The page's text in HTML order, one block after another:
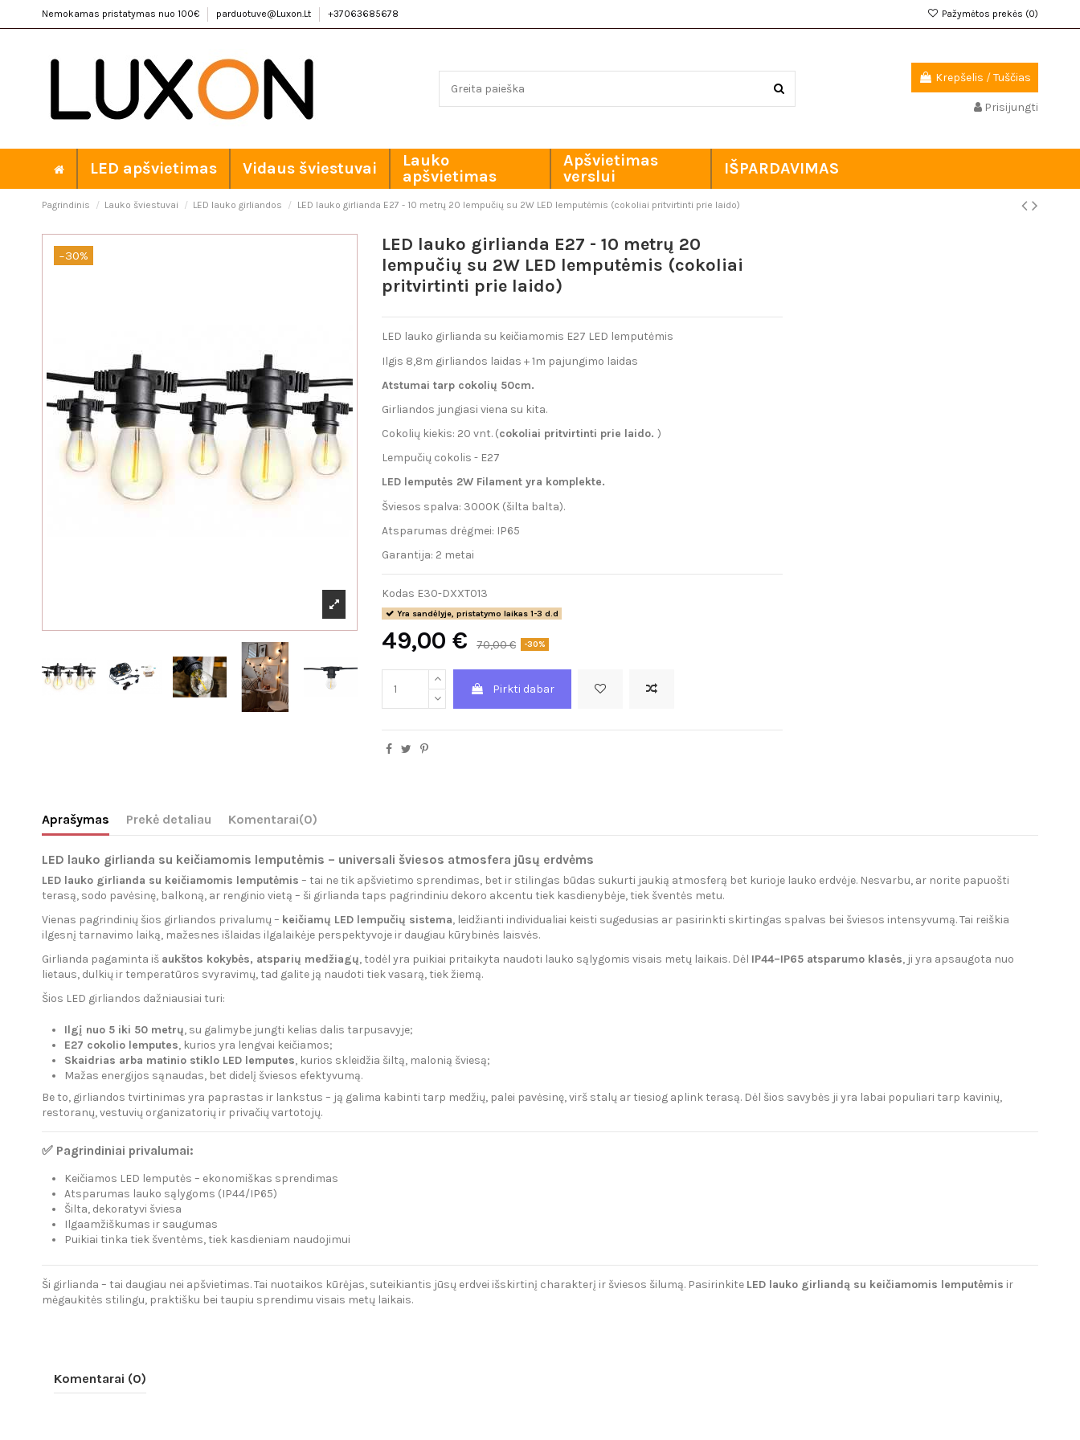
Nemokamas pristatymas nuo 100€ parduotuve@Luxon.Lt +37063685678 Pažymėtos prekės (0)
Krepšelis /Tuščias
Prisijungti
LED apšvietimas Vidaus šviestuvai
Lauko
apšvietimas
Apšvietimas
verslui
IŠPARDAVIMAS
Pagrindinis Lauko šviestuvai LED lauko girliandos LED lauko girlianda E27 - 10 metrų 20 lempučių su 2W LED lemputėmis (cokoliai pritvirtinti prie laido)
−30%
LED lauko girlianda E27 - 10 metrų 20
lempučių su 2W LED lemputėmis (cokoliai
pritvirtinti prie laido)
LED lauko girlianda su keičiamomis E27 LED lemputėmis
Ilgis 8,8m girliandos laidas + 1m pajungimo laidas
Atstumai tarp cokolių 50cm.
Girliandos jungiasi viena su kita.
Cokolių kiekis: 20 vnt. (cokoliai pritvirtinti prie laido.)
Lempučių cokolis - E27
LED lemputės 2W Filament yra komplekte.
Šviesos spalva: 3000K (šilta balta).
Atsparumas drėgmei: IP65
Garantija: 2 metai
Kodas E30-DXXT013
Yra sandėlyje, pristatymo laikas 1-3 d.d
49,00 € 70,00 € -30%
Pirkti dabar
Aprašymas Prekė detaliau Komentarai(0)
LED lauko girlianda su keičiamomis lemputėmis – universali šviesos atmosfera jūsų erdvėms
LED lauko girlianda su keičiamomis lemputėmis – tai ne tik apšvietimo sprendimas, bet ir stilingas būdas sukurti jaukią atmosferą bet kurioje lauko erdvėje. Nesvarbu, ar norite papuošti
terasą, sodo pavėsinę, balkoną, ar renginio vietą – ši girlianda taps pagrindiniu dekoro akcentu tiek kasdienybėje, tiek šventės metu.
Vienas pagrindinių šios girliandos privalumų – keičiamų LED lempučių sistema, leidžianti individualiai keisti sugedusias ar pasirinkti skirtingas spalvas bei šviesos intensyvumą. Tai reiškia
ilgesnį tarnavimo laiką, mažesnes išlaidas ilgalaikėje perspektyvoje ir daugiau kūrybinės laisvės.
Girlianda pagaminta iš aukštos kokybės, atsparių medžiagų, todėl yra puikiai pritaikyta naudoti lauko sąlygomis visais metų laikais. Dėl IP44–IP65 atsparumo klasės, ji yra apsaugota nuo
lietaus, dulkių ir temperatūros svyravimų, tad galite ją naudoti tiek vasarą, tiek žiemą.
Šios LED girliandos dažniausiai turi:
Ilgį nuo 5 iki 50 metrų, su galimybe jungti kelias dalis tarpusavyje;
E27 cokolio lemputes, kurios yra lengvai keičiamos;
Skaidrias arba matinio stiklo LED lemputes, kurios skleidžia šiltą, malonią šviesą;
Mažas energijos sąnaudas, bet didelį šviesos efektyvumą.
Be to, girliandos tvirtinimas yra paprastas ir lankstus – ją galima kabinti tarp medžių, palei pavėsinę, virš stalų ar tiesiog aplink terasą. Dėl šios savybės ji yra labai populiari tarp kavinių,
restoranų, vestuvių organizatorių ir privačių vartotojų.
✅ Pagrindiniai privalumai:
Keičiamos LED lemputės – ekonomiškas sprendimas
Atsparumas lauko sąlygoms (IP44/IP65)
Šilta, dekoratyvi šviesa
Ilgaamžiškumas ir saugumas
Puikiai tinka tiek šventėms, tiek kasdieniam naudojimui
Ši girlianda – tai daugiau nei apšvietimas. Tai nuotaikos kūrėjas, suteikiantis jūsų erdvei išskirtinį charakterį ir šviesos šilumą. Pasirinkite LED lauko girliandą su keičiamomis lemputėmis ir
mėgaukitės stilingu, praktišku bei taupiu sprendimu visais metų laikais.
Komentarai (0)